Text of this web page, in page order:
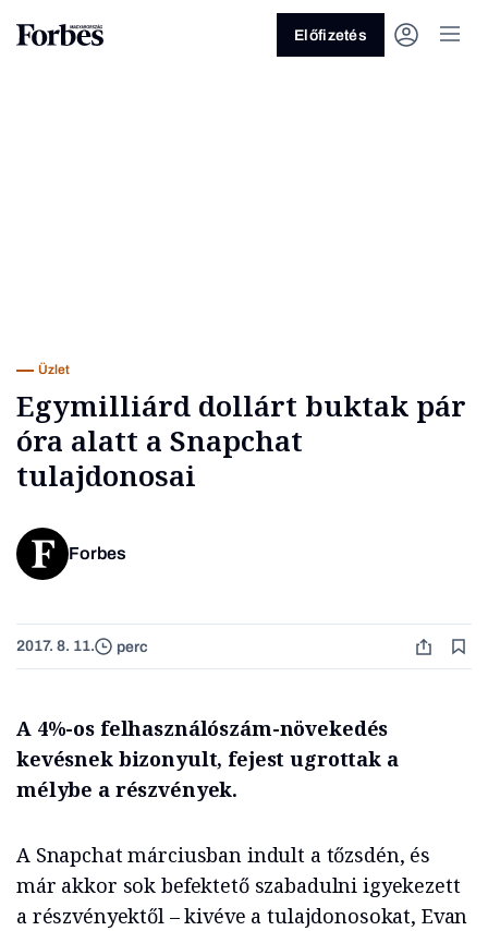
Előfizetés
Üzlet
Egymilliárd dollárt buktak pár
óra alatt a Snapchat
tulajdonosai
Forbes
2017. 8. 11. perc
A 4%-os felhasználószám-növekedés
kevésnek bizonyult, fejest ugrottak a
mélybe a részvények.
A Snapchat márciusban indult a tőzsdén, és
már akkor sok befektető szabadulni igyekezett
a részvényektől – kivéve a tulajdonosokat, Evan